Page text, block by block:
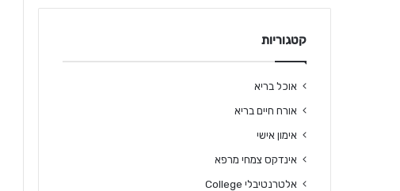
קטגוריות
אוכל בריא
אורח חיים בריא
אימון אישי
אינדקס צמחי מרפא
אלטרנטיבלי College